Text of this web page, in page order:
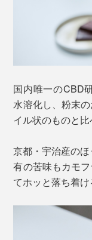
国内唯一のCBD
水溶化し、粉末
イル状のものと
京都・宇治産の
有の苦味もカモ
てホッと落ち着け